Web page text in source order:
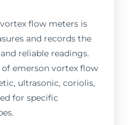
flow meters is
and records the
reliable readings.
emerson vortex flow
ultrasonic, coriolis,
for specific